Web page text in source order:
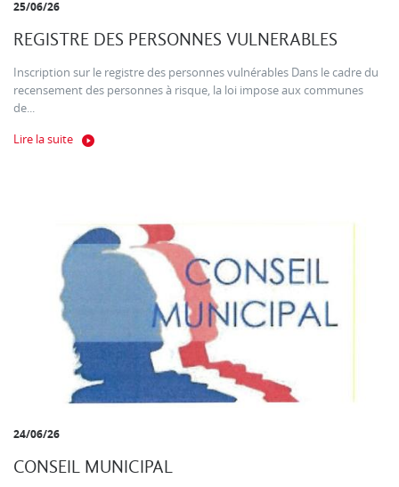
25/06/26
REGISTRE DES PERSONNES VULNERABLES
Inscription sur le registre des personnes vulnérables Dans le cadre du
recensement des personnes à risque, la loi impose aux communes
de...
Lire la suite
24/06/26
CONSEIL MUNICIPAL